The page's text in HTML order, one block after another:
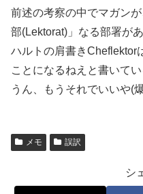
前述の考察の中でマガン
部(Lektorat)」なる部署が
ハルトの肩書きCheflektor
ことになるねえと書いてい
うん、もうそれでいいや(
メモ 誤訳
シ